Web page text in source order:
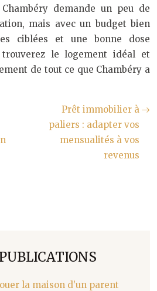
demande un peu de
mais avec un budget bien
ciblées et une bonne dose
trouverez le logement idéal et
de tout ce que Chambéry a
Prêt immobilier à
paliers : adapter vos
mensualités à vos
revenus
la maison d’un parent